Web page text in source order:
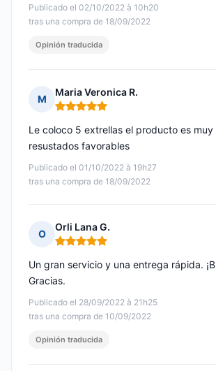
Publicado el 02/10/2022 à 10h20
tras una compra de 18/09/2022
Opinión traducida
M
Maria Veronica R.
Nota: 5 de 5
Publicado el 01/10/2022 à 19h27
tras una compra de 18/09/2022
Le coloco 5 extrellas el producto es
resustados favorables
O
Orli Lana G.
Nota: 5 de 5
Publicado el 28/09/2022 à 21h25
tras una compra de 10/09/2022
Un gran servicio y una entrega rápida.
Gracias.
Opinión traducida